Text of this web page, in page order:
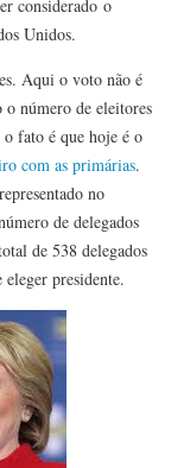
considerado o
Unidos.
Aqui o voto não é
o número de eleitores
fato é que hoje é o
com as primárias.
no
de delegados
de 538 delegados
presidente.